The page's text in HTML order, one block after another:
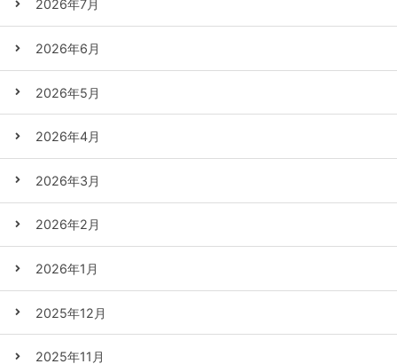
2026年7月
2026年6月
2026年5月
2026年4月
2026年3月
2026年2月
2026年1月
2025年12月
2025年11月